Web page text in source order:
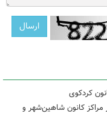
کردکوی
مراکز کانون شاهین‌شهر و